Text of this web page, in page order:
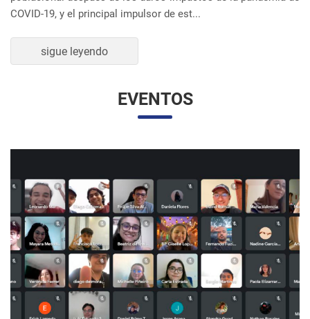
UNESP Y UNAM PROMUEVEN ENCUENTRO
VIRTUAL DE ESTUDIANTES DE RELACIONES
INTERNACIONALES